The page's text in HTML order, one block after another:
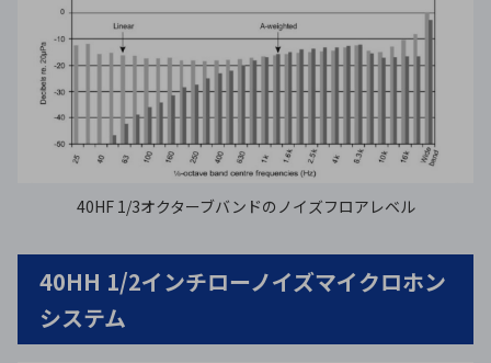
40HF 1/3オクターブバンドのノイズフロアレベル
40HH 1/2インチローノイズマイクロホン
システム